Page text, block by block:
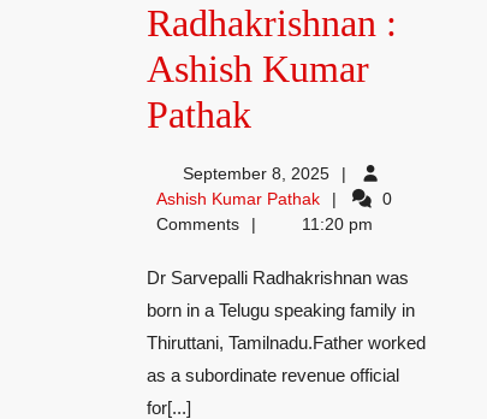
Radhakrishnan :
Ashish Kumar
Pathak
Sarvepalli
Radhakrishnan
Ashish
Kumar
Pathak
September 8, 2025
Ashish Kumar PathakAshish
Kumar
0
Comments
11:20 pm
Dr Sarvepalli Radhakrishnan was
born in a Telugu speaking family in
Thiruttani, Tamilnadu.Father worked
as a subordinate revenue official
for[...]